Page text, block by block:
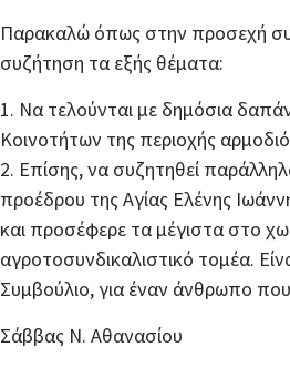
Παρακαλώ όπως στην προσεχή
συζήτηση τα εξής θέματα:
1. Να τελούνται με δημόσια
Κοινοτήτων της περιοχής
2. Επίσης, να συζητηθεί
προέδρου της Αγίας Ελένης
και προσέφερε τα μέγιστα στο
αγροτοσυνδικαλιστικό τομέα.
Συμβούλιο, για έναν άνθρωπο
Σάββας Ν. Αθανασίου